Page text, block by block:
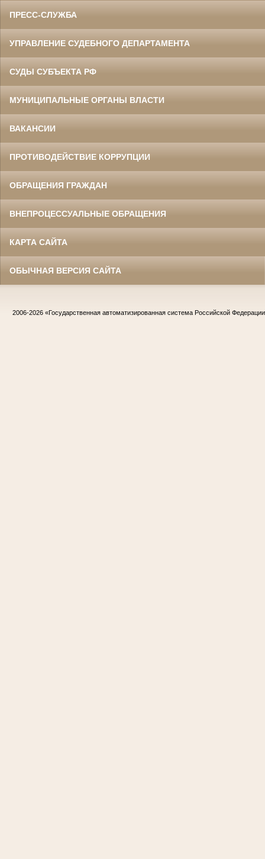
ПРЕСС-СЛУЖБА
УПРАВЛЕНИЕ СУДЕБНОГО ДЕПАРТАМЕНТА
СУДЫ СУБЪЕКТА РФ
МУНИЦИПАЛЬНЫЕ ОРГАНЫ ВЛАСТИ
ВАКАНСИИ
ПРОТИВОДЕЙСТВИЕ КОРРУПЦИИ
ОБРАЩЕНИЯ ГРАЖДАН
ВНЕПРОЦЕССУАЛЬНЫЕ ОБРАЩЕНИЯ
КАРТА САЙТА
ОБЫЧНАЯ ВЕРСИЯ САЙТА
2006-2026 «Государственная автоматизированная система Российской